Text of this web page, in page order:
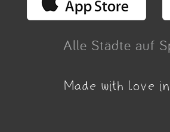
Alle Städte auf
Made with love